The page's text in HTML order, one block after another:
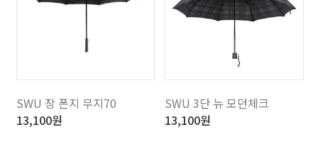
SWU 장 폰지 무지70
13,100원
SWU 3단 뉴 모던체크
13,100원